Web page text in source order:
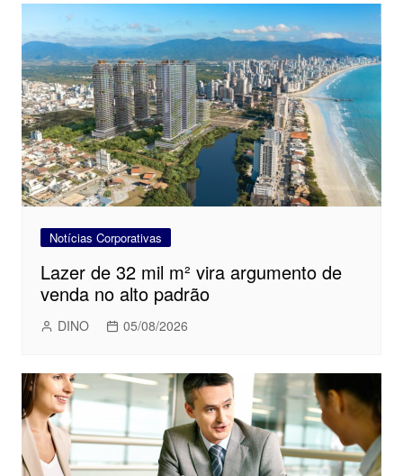
Notícias Corporativas
Lazer de 32 mil m² vira argumento de
venda no alto padrão
DINO 05/08/2026